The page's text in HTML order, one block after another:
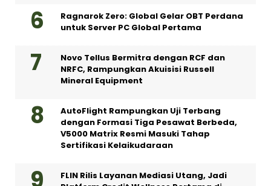
Novo Tellus Bermitra dengan RCF dan
NRFC, Rampungkan Akuisisi Russell
AutoFlight Rampungkan Uji Terbang
dengan Formasi Tiga Pesawat Berbeda,
Sertifikasi Kelaikudaraan
FLIN Rilis Layanan Mediasi Utang, Jadi
Platform Credit Wellness Pertama di